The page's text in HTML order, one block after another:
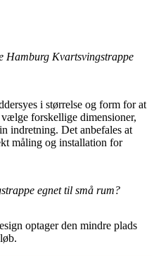
Hamburg Kvartsvingstrappe
i størrelse og form for at
forskellige dimensioner,
indretning. Det anbefales at
måling og installation for
egnet til små rum?
optager den mindre plads